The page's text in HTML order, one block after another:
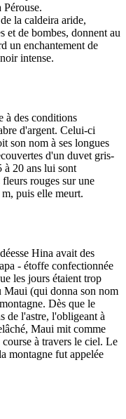
la caldeira aride,
et de bombes, donnent au
un enchantement de
intense.
à des conditions
d'argent. Celui-ci
son nom à ses longues
d'un duvet gris-
à 20 ans lui sont
rouges sur une
puis elle meurt.
Hina avait des
- étoffe confectionnée
les jours étaient trop
Maui (qui donna son nom
Dès que le
de l'astre, l'obligeant à
Maui mit comme
à travers le ciel. Le
montagne fut appelée